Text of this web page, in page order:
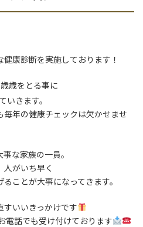
康診断を実施しております！
歳をとる事に
いきます。
年の健康チェックは欠かせませ
な家族の一員。
がいち早く
ことが大事になってきます。
いいきっかけです
電話でも受け付けております